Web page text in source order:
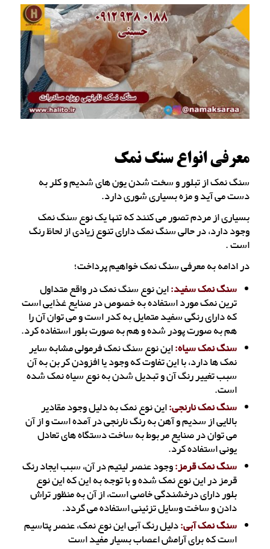
معرفی انواع سنگ نمک
سنگ نمک از تبلور و سخت شدن یون های شدیم و کلر به
دست می آید و مزه بسیاری شوری دارد.
بسیاری از مردم تصور می کنند که تنها یک نوع سنگ نمک
وجود دارد، در حالی سنگ نمک دارای تنوع زیادی از لحاظ رنگ
است .
در ادامه به معرفی سنگ نمک خواهیم پرداخت؛
سنگ نمک سفید:این نوع سنگ نمک در واقع متداول
ترین نمک مورد استفاده به خصوص در صنایع غذایی است
که دارای رنگی سفید متمایل به کدر است و می توان آن را
هم به صورت پودر شده و هم به صورت بلور استفاده کرد.
سنگ نمک سیاه:این نوع سنگ نمک فرمولی مشابه سایر
نمک ها دارد، با این تفاوت که وجود یا افزودن کربن به آن
سبب تغییر رنگ آن و تبدیل شدن به نوع سیاه نمک شده
است.
سنگ نمک نارنجی:این نوع نمک به دلیل وجود مقادیر
بالایی از سدیم و آهن به رنگ نارنجی در آمده است‌ و از آن
می توان در صنایع مربوط به ساخت دستگاه های تعادل
یونی استفاده کرد.
سنگ نمک قرمز:وجود عنصر لیتیم در آن، سبب ایجاد رنگ
قرمز در این نوع نمک شده و با توجه به این که این نوع
بلور دارای درخشندگی خاصی است، از آن به منظور تراش
دادن و ساخت وسایل تزئینی استفاده می گردد.
سنگ نمک آبی:دلیل رنگ آبی این نوع نمک، عنصر پتاسیم
است که برای آرامش اعصاب بسیار مفید است